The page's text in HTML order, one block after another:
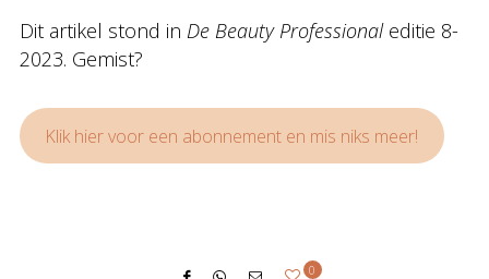
Dit artikel stond in De Beauty Professional editie 8-
2023. Gemist?
Klik hier voor een abonnement en mis niks meer!
0